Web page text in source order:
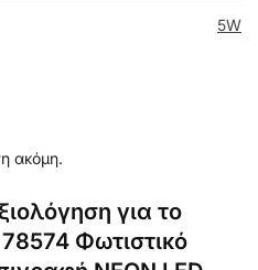
5W
ακόμη.
για το
Φωτιστικό